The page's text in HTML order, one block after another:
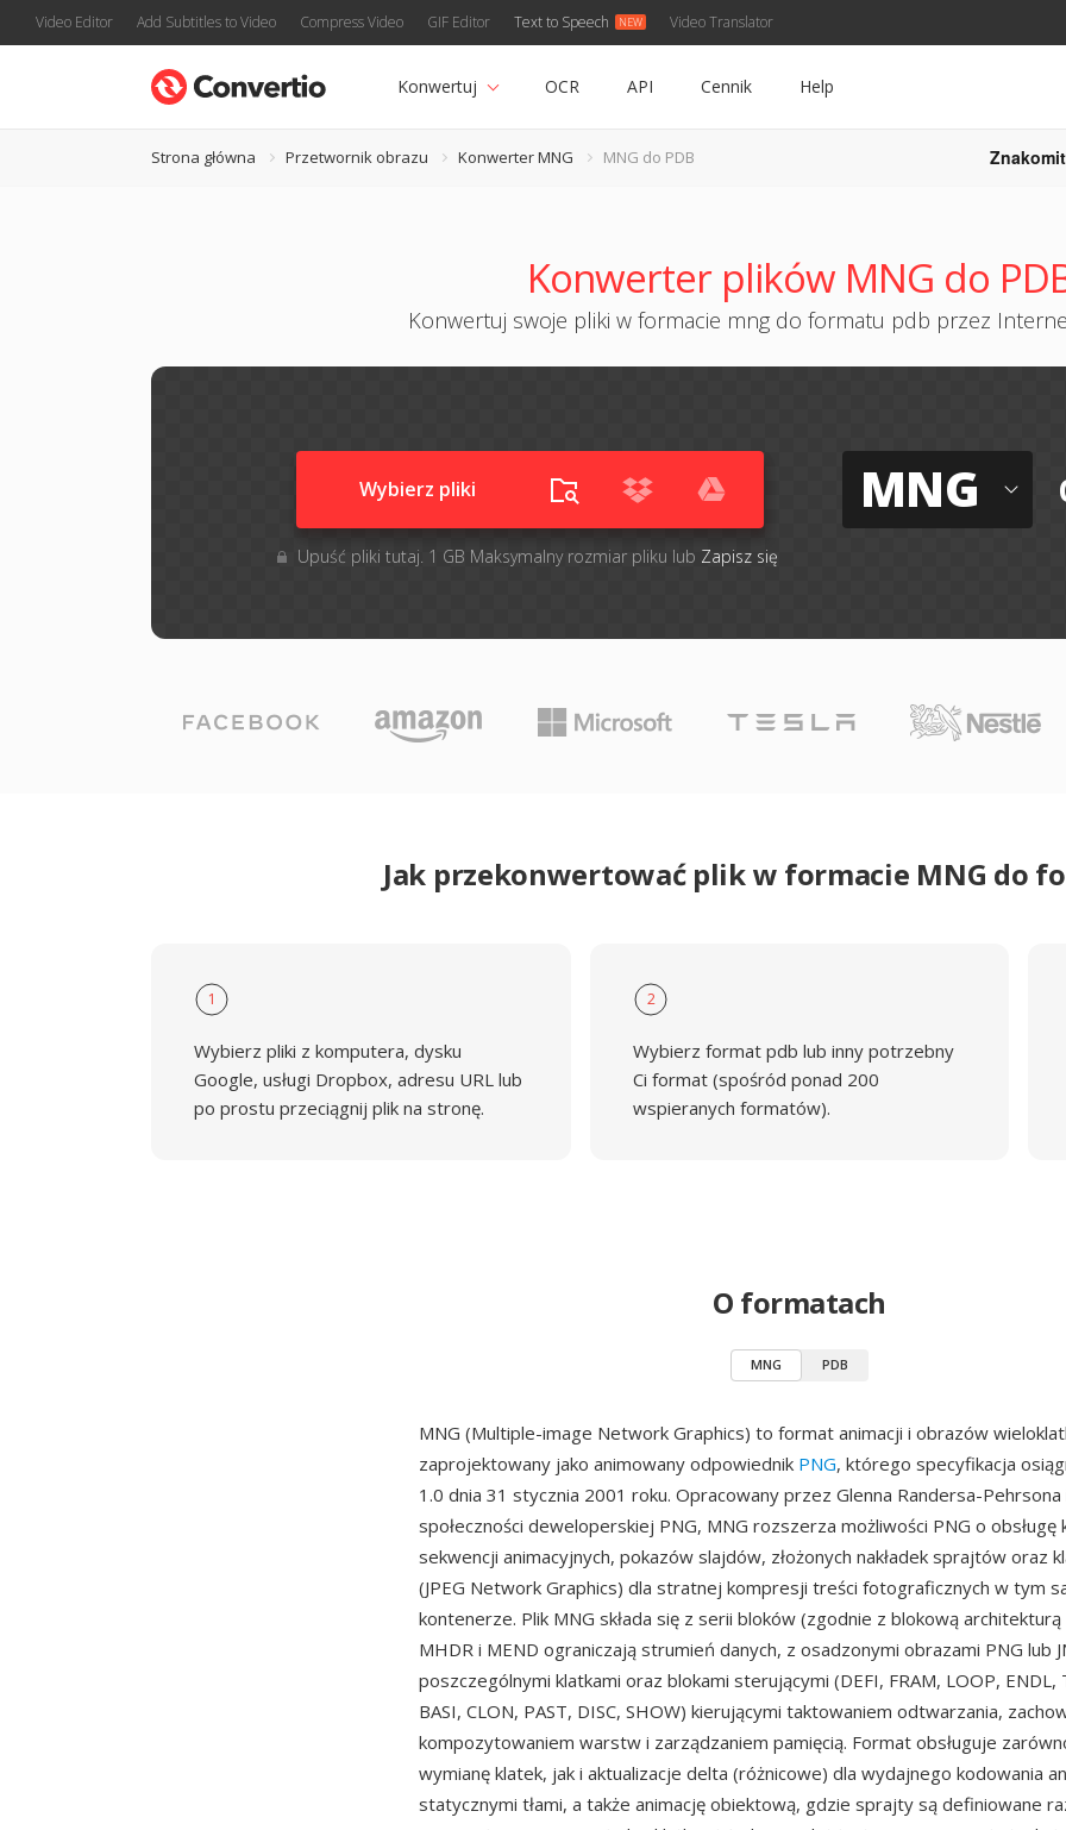
Video Editor Add Subtitles to Video Compress Video GIF Editor Text to Speech Video Translator
Konwertuj OCR API Cennik Help
Strona główna Przetwornik obrazu Konwerter MNG MNG do PDB
Konwerter plików MNG do
Konwertuj swoje pliki w formacie mng do formatu pdb przez
Wybierz pliki
Upuść pliki tutaj. 1 GB Maksymalny rozmiar pliku lub Zapisz się
MNG
Jak przekonwertować plik w formacie MNG do
1
Wybierz pliki z komputera, dysku
Google, usługi Dropbox, adresu URL lub
po prostu przeciągnij plik na stronę.
2
Wybierz format pdb lub inny potrzebny
Ci format (spośród ponad 200
wspieranych formatów).
O formatach
MNG PDB
MNG (Multiple-image Network Graphics) to format animacji i obrazów
zaprojektowany jako animowany odpowiednik PNG, którego specyfikacja
1.0 dnia 31 stycznia 2001 roku. Opracowany przez Glenna Randersa-Pehrsona
społeczności deweloperskiej PNG, MNG rozszerza możliwości PNG o obsługę
sekwencji animacyjnych, pokazów slajdów, złożonych nakładek sprajtów oraz
(JPEG Network Graphics) dla stratnej kompresji treści fotograficznych w tym
kontenerze. Plik MNG składa się z serii bloków (zgodnie z blokową architekturą
MHDR i MEND ograniczają strumień danych, z osadzonymi obrazami PNG lub
poszczególnymi klatkami oraz blokami sterującymi (DEFI, FRAM, LOOP, ENDL,
BASI, CLON, PAST, DISC, SHOW) kierującymi taktowaniem odtwarzania,
kompozytowaniem warstw i zarządzaniem pamięcią. Format obsługuje
wymianę klatek, jak i aktualizacje delta (różnicowe) dla wydajnego kodowania
statycznymi tłami, a także animację obiektową, gdzie sprajty są definiowane